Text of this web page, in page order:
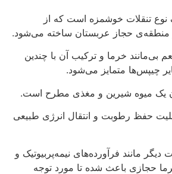
تنقلات خوشمزه است که از
منطقه‌ی حجاز عربستان ساخته می‌شود.
بی‌مانند خرما و ترکیب آن با چندین
چیپس‌ها متمایز می‌شود.
یک میوه شیرین و مغذی مطرح است.
حفظ رطوبت و انتقال انرژی طبیعی
دیگر مانند فرآورده‌های نیمه‌پربیوتیک و
حجازی باعث شده تا مورد توجه